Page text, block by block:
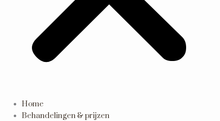
Home
Behandelingen & prijzen